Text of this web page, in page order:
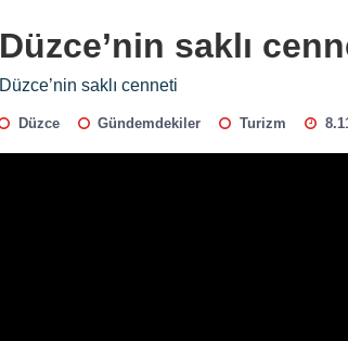
Düzce’nin saklı
Düzce’nin saklı cenneti
Düzce Gündemdekiler Turizm